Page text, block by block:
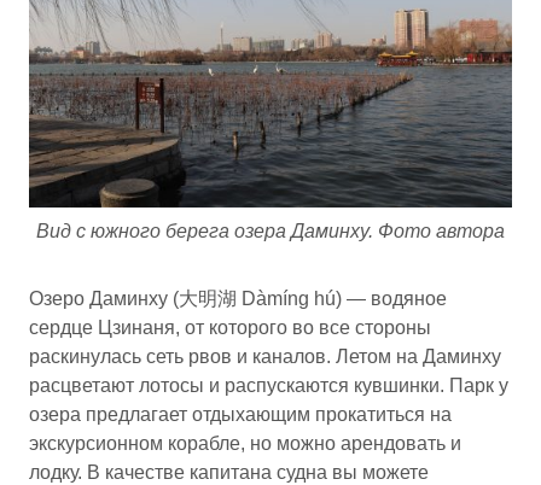
Вид с южного берега озера Даминху. Фото автора
Озеро Даминху (大明湖 Dàmíng hú) — водяное
сердце Цзинаня, от которого во все стороны
раскинулась сеть рвов и каналов. Летом на Даминху
расцветают лотосы и распускаются кувшинки. Парк у
озера предлагает отдыхающим прокатиться на
экскурсионном корабле, но можно арендовать и
лодку. В качестве капитана судна вы можете